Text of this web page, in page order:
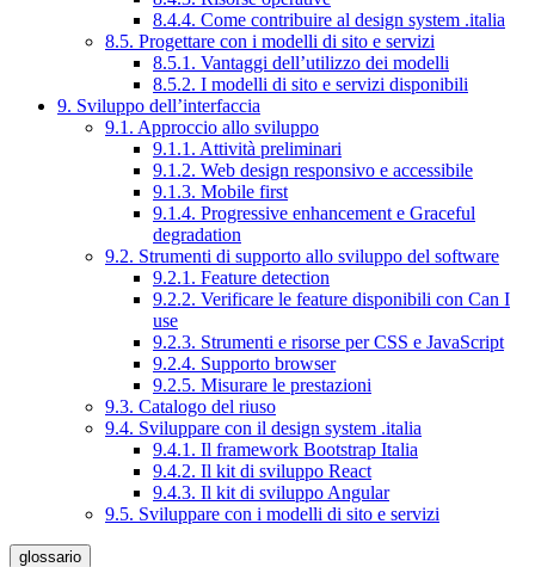
8.4.4. Come contribuire al design system .italia
8.5. Progettare con i modelli di sito e servizi
8.5.1. Vantaggi dell’utilizzo dei modelli
8.5.2. I modelli di sito e servizi disponibili
9. Sviluppo dell’interfaccia
9.1. Approccio allo sviluppo
9.1.1. Attività preliminari
9.1.2. Web design responsivo e accessibile
9.1.3. Mobile first
9.1.4. Progressive enhancement e Graceful
degradation
9.2. Strumenti di supporto allo sviluppo del software
9.2.1. Feature detection
9.2.2. Verificare le feature disponibili con Can I
use
9.2.3. Strumenti e risorse per CSS e JavaScript
9.2.4. Supporto browser
9.2.5. Misurare le prestazioni
9.3. Catalogo del riuso
9.4. Sviluppare con il design system .italia
9.4.1. Il framework Bootstrap Italia
9.4.2. Il kit di sviluppo React
9.4.3. Il kit di sviluppo Angular
9.5. Sviluppare con i modelli di sito e servizi
glossario